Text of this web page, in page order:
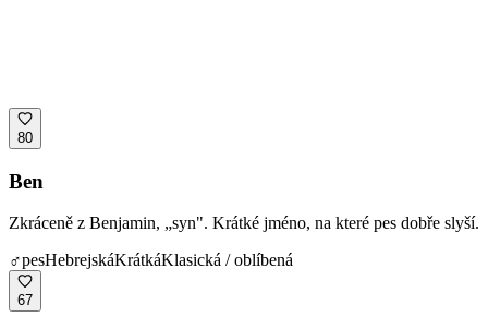
80
Ben
Zkráceně z Benjamin, „syn". Krátké jméno, na které pes dobře slyší.
♂pesHebrejskáKrátkáKlasická / oblíbená
67